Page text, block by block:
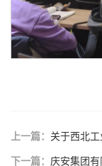
上一篇： 关于西北
下一篇： 庆安集团